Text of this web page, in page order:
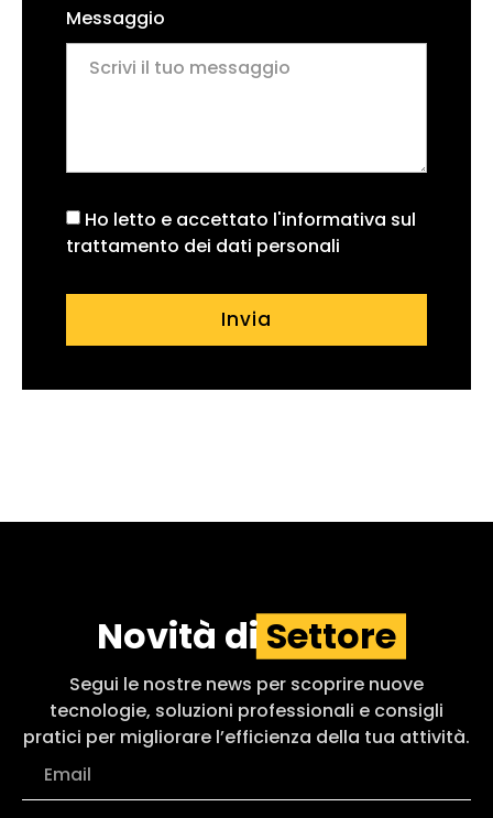
Messaggio
Ho letto e accettato l'informativa sul
trattamento dei dati personali
Invia
Novità di Settore
Segui le nostre news per scoprire nuove
tecnologie, soluzioni professionali e consigli
pratici per migliorare l’efficienza della tua attività.